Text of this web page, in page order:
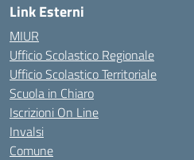
Link Esterni
MIUR
Ufficio Scolastico Regionale
Ufficio Scolastico Territoriale
Scuola in Chiaro
Iscrizioni On Line
Invalsi
Comune